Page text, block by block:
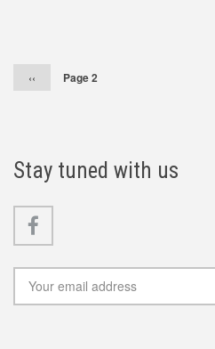
Předchozí
‹‹ Page 2
Stay tuned with us